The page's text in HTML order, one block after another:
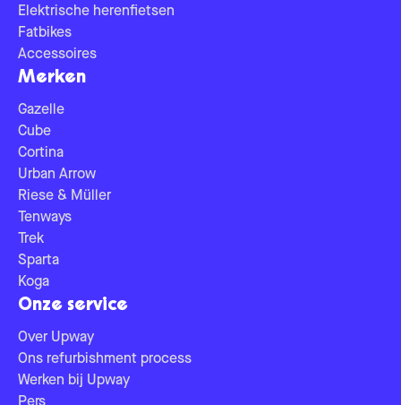
Elektrische herenfietsen
Fatbikes
Accessoires
Merken
Gazelle
Cube
Cortina
Urban Arrow
Riese & Müller
Tenways
Trek
Sparta
Koga
Onze service
Over Upway
Ons refurbishment process
Werken bij Upway